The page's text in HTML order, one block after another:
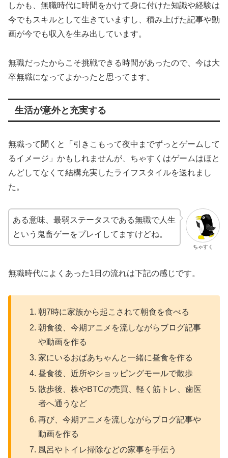
しかも、無職時代に時間をかけて身に付けた知識や経験は
今でもスキルとして生きていますし、積み上げた記事や動
画が今でも収入を生み出しています。
無職だったからこそ挑戦できる時間があったので、今は大
卒無職になってよかったと思ってます。
生活が意外と充実する
無職って聞くと「引きこもって夜中までずっとゲームして
るイメージ」かもしれませんが、ちゃすくはゲームはほと
んどしてなくて結構充実したライフスタイルを送れまし
た。
ちゃすく
ある意味、最弱ステータスである無職で人生
という鬼畜ゲーをプレイしてますけどね。
無職時代によくあった1日の流れは下記の感じです。
朝7時に家族から起こされて朝食を食べる
朝食後、今期アニメを流しながらブログ記事
や動画を作る
家にいるおばあちゃんと一緒に昼食を作る
昼食後、近所やショッピングモールで散歩
散歩後、株やBTCの売買、軽く筋トレ、歯医
者へ通うなど
再び、今期アニメを流しながらブログ記事や
動画を作る
風呂やトイレ掃除などの家事を手伝う